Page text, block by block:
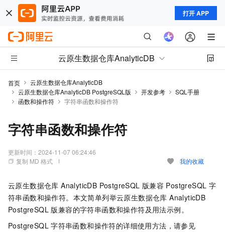
打开 APP
云原生数据仓库AnalyticDB
首页
云原生数据仓库AnalyticDB
云原生数据仓库AnalyticDB PostgreSQL版
开发参考
SQL手册
函数和操作符
字符串函数和操作符
字符串函数和操作符
更新时间： 2024-11-07 06:24:46
复制 MD 格式
我的收藏
云原生数据仓库 AnalyticDB PostgreSQL 版兼容 PostgreSQL 字
符串函数和操作符。本文简单列举云原生数据仓库 AnalyticDB
PostgreSQL 版兼容的字符串函数和操作符及用法示例。
PostgreSQL 字符串函数和操作符的详细使用方法，请参见